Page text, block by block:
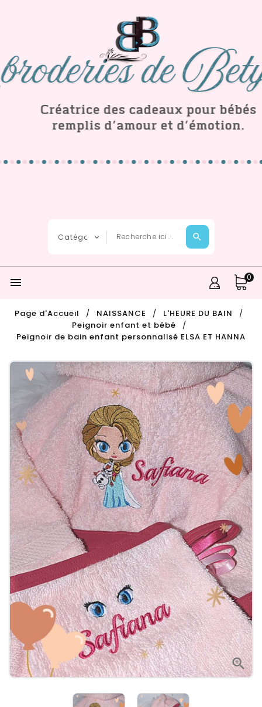
 0
Page d'Accueil NAISSANCE
L'HEURE DU BAIN
Peignoir enfant et bébé
Peignoir de bain enfant personnalisé ELSA ET HANNA
